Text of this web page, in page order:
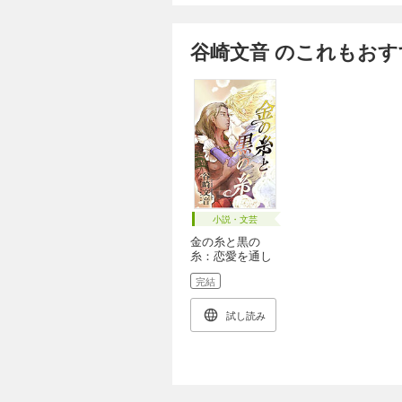
谷崎文音 のこれもお
小説・文芸
金の糸と黒の
糸：恋愛を通し
て再生を描く心
に刺さる大人の
恋【大人のため
のヒューマンラ
ブストーリー】
完結
試し読み